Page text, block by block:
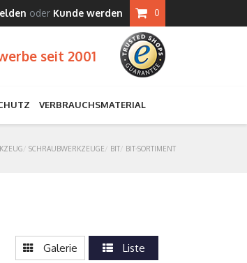
oder Kunde werden 0
seit 2001
VERBRAUCHSMATERIAL
SCHRAUBWERKZEUGE BIT BIT-SORTIMENT
Galerie Liste